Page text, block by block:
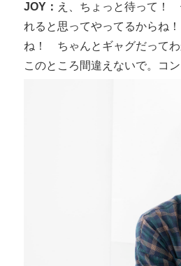
JOY： え、ちょっと待って！
れると思ってやってるからね
ね！ ちゃんとギャグだって
このところ間違えないで。コ